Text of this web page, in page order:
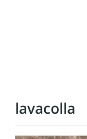
lavacolla